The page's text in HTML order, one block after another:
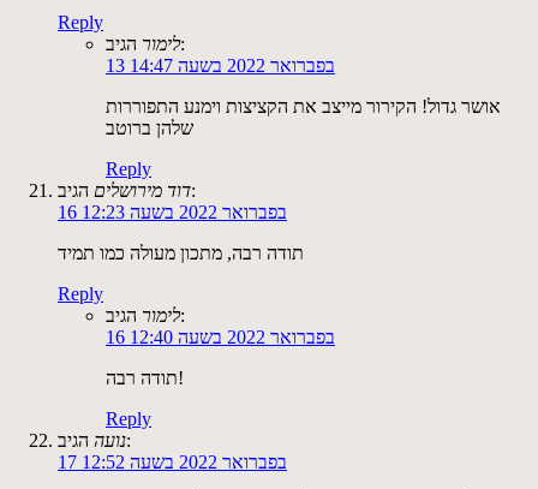
Reply
לימורהגיב:
13 בפברואר 2022 בשעה 14:47
אושר גדול! הקירור מייצב את הקציצות וימנע התפוררות
שלהן ברוטב
Reply
דוד מירושליםהגיב:
16 בפברואר 2022 בשעה 12:23
תודה רבה, מתכון מעולה כמו תמיד
Reply
לימורהגיב:
16 בפברואר 2022 בשעה 12:40
תודה רבה!
Reply
נועההגיב:
17 בפברואר 2022 בשעה 12:52